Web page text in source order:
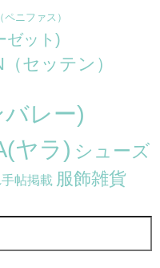
ニファス）
ゼット)
セッテン）
バレー)
ヤラ) シューズ
帖掲載 服飾雑貨